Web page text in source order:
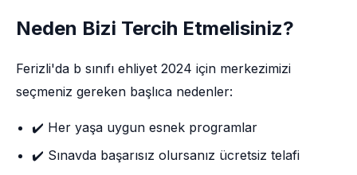
Neden Bizi Tercih Etmelisiniz?
Ferizli'da b sınıfı ehliyet 2024 için merkezimizi
seçmeniz gereken başlıca nedenler:
✔️ Her yaşa uygun esnek programlar
✔️ Sınavda başarısız olursanız ücretsiz telafi